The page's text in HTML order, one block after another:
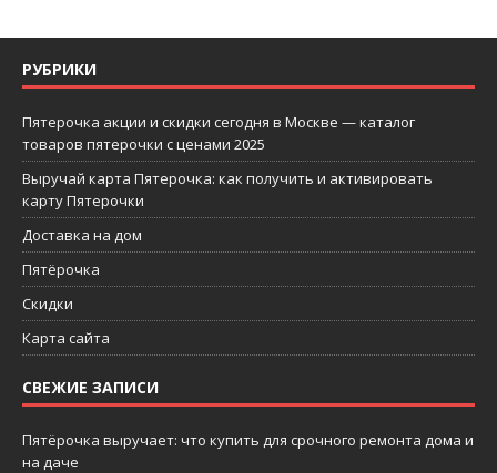
РУБРИКИ
Пятерочка акции и скидки сегодня в Москве — каталог
товаров пятерочки с ценами 2025
Выручай карта Пятерочка: как получить и активировать
карту Пятерочки
Доставка на дом
Пятёрочка
Скидки
Карта сайта
СВЕЖИЕ ЗАПИСИ
Пятёрочка выручает: что купить для срочного ремонта дома и
на даче